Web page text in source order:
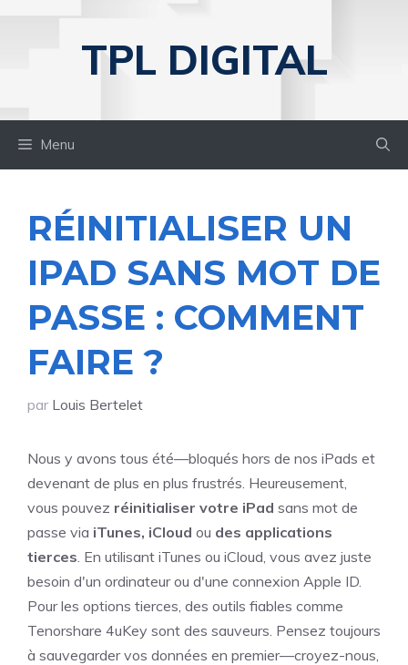
TPL DIGITAL
Menu
RÉINITIALISER UN
IPAD SANS MOT DE
PASSE : COMMENT
FAIRE ?
par Louis Bertelet
Nous y avons tous été—bloqués hors de nos iPads et
devenant de plus en plus frustrés. Heureusement,
vous pouvez réinitialiser votre iPad sans mot de
passe via iTunes, iCloud ou des applications
tierces. En utilisant iTunes ou iCloud, vous avez juste
besoin d'un ordinateur ou d'une connexion Apple ID.
Pour les options tierces, des outils fiables comme
Tenorshare 4uKey sont des sauveurs. Pensez toujours
à sauvegarder vos données en premier—croyez-nous,